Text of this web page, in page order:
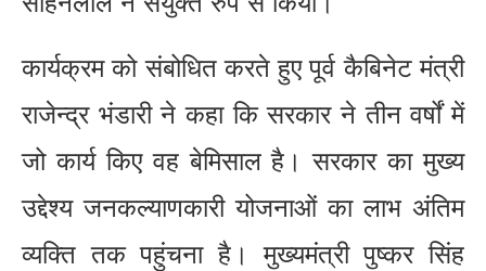
कार्यक्रम को संबोधित करते हुए पूर्व कैबिनेट मंत्री
राजेन्द्र भंडारी ने कहा कि सरकार ने तीन वर्षों में
जो कार्य किए वह बेमिसाल है। सरकार का मुख्य
उद्देश्य जनकल्याणकारी योजनाओं का लाभ अंतिम
व्यक्ति तक पहुंचना है। मुख्यमंत्री पुष्कर सिंह